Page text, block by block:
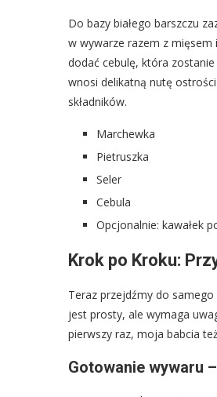
Do bazy białego barszczu
w wywarze razem z mięsem
dodać cebulę, która
wnosi delikatną nutę
składników.
Marchewka
Pietruszka
Seler
Cebula
Opcjonalnie: kawałek
Krok po Kroku:
Teraz przejdźmy do
jest prosty, ale wymaga
pierwszy raz, moja babcia
Gotowanie wywaru